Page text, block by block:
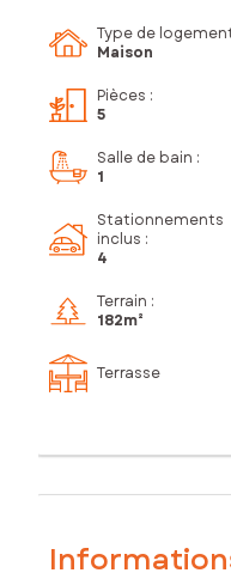
Type de
Maison
Pièces :
5
Salle de bain :
1
Stationnements
inclus :
4
Terrain :
182m²
Terrasse